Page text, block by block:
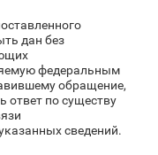
дан без
федеральным
обращение,
ответ по существу
сведений.